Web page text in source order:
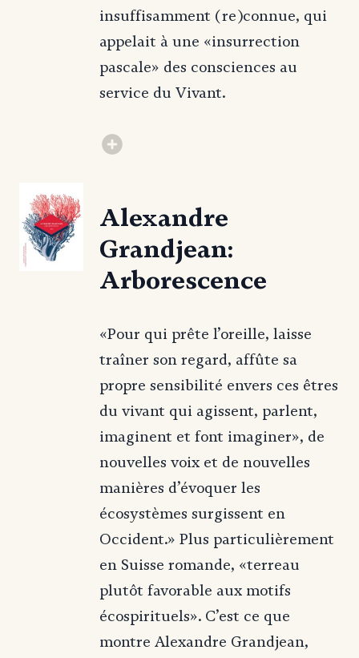
insuffisamment (re)connue, qui
appelait à une «insurrection
pascale» des consciences au
service du Vivant.
Alexandre
Grandjean:
Arborescence
«Pour qui prête l’oreille, laisse
traîner son regard, affûte sa
propre sensibilité envers ces êtres
du vivant qui agissent, parlent,
imaginent et font imaginer», de
nouvelles voix et de nouvelles
manières d’évoquer les
écosystèmes surgissent en
Occident.» Plus particulièrement
en Suisse romande, «terreau
plutôt favorable aux motifs
écospirituels». C’est ce que
montre Alexandre Grandjean,